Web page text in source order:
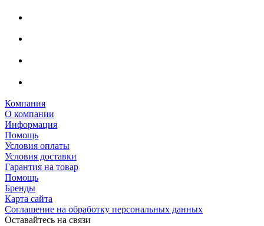
Компания
О компании
Информация
Помощь
Условия оплаты
Условия доставки
Гарантия на товар
Помощь
Бренды
Карта сайта
Соглашение на обработку персональных данных
Оставайтесь на связи